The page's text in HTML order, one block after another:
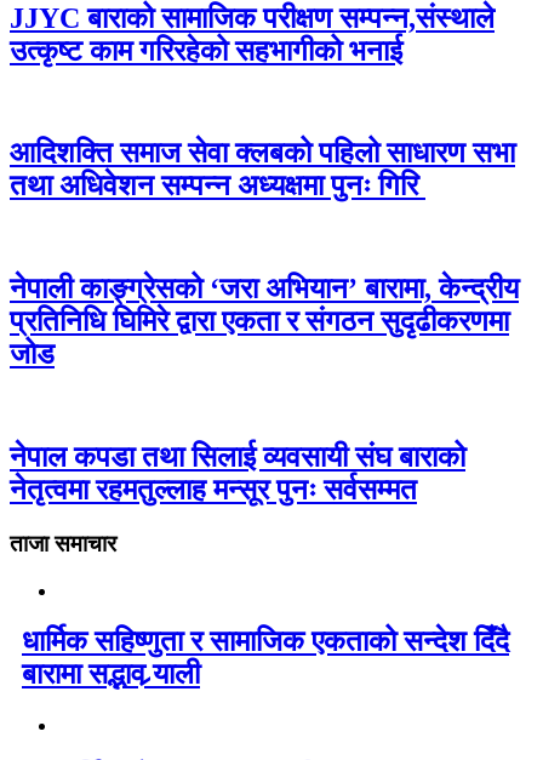
JJYC बाराको सामाजिक परीक्षण सम्पन्न,संस्थाले
उत्कृष्ट काम गरिरहेको सहभागीको भनाई
आदिशक्ति समाज सेवा क्लबको पहिलो साधारण सभा
तथा अधिवेशन सम्पन्न अध्यक्षमा पुनः गिरि
नेपाली काङ्ग्रेसको ‘जरा अभियान’ बारामा, केन्द्रीय
प्रतिनिधि घिमिरे द्वारा एकता र संगठन सुदृढीकरणमा
जोड
नेपाल कपडा तथा सिलाई व्यवसायी संघ बाराको
नेतृत्वमा रहमतुल्लाह मन्सूर पुनः सर्वसम्मत
ताजा समाचार
धार्मिक सहिष्णुता र सामाजिक एकताको सन्देश दिँदै
बारामा सद्भाव र्‍याली